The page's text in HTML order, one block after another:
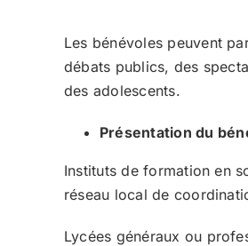
Les bénévoles peuvent
débats publics, des
des adolescents.
Présentation du
Instituts de formation en
réseau local de
Lycées généraux ou